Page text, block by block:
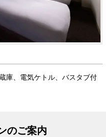
庫、電気ケトル、バスタブ付
のご案内